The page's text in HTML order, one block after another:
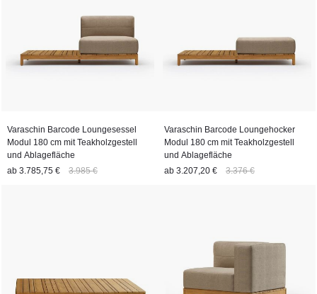
Varaschin Barcode Loungesessel
Modul 180 cm mit Teakholzgestell
und Ablagefläche
ab 3.785,75 € 3.985 €
Varaschin Barcode Loungehocker
Modul 180 cm mit Teakholzgestell
und Ablagefläche
ab 3.207,20 € 3.376 €